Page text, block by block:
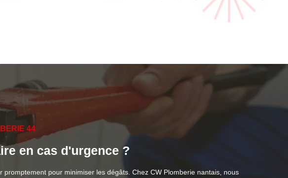
44
en cas d'urgence ?
pour minimiser les dégâts. Chez CW Plomberie nantais, nous